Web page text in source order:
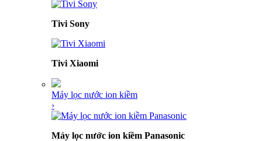
Tivi Sony
Tivi Xiaomi
Máy lọc nước ion kiềm
›
Máy lọc nước ion kiềm Panasonic